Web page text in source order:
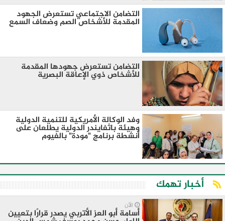
التضامن الاجتماعي تستعرض الجهود
المقدمة للأشخاص الصم وضعاف السمع
التضامن تستعرض جهودها المقدمة
للأشخاص ذوي الإعاقة البصرية
وفد الوكالة الأمريكية للتنمية الدولية
وهيئة باثفايندر الدولية يطلعان على
أنشطة برنامج "مودة" بالفيوم
أخبار تهمك
الآن
أسامة أبو العز الأتربي يصدر قرارًا بتعيين